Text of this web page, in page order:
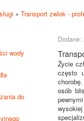
» Transport zwlok -
wody
do
Dodane:
Życie
często
osób